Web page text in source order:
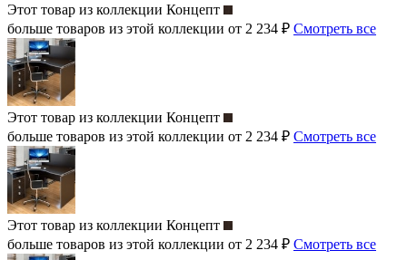
Этот товар из коллекции Концепт
больше товаров из этой коллекции от 2 234 ₽ Смотреть все
Этот товар из коллекции Концепт
больше товаров из этой коллекции от 2 234 ₽ Смотреть все
Этот товар из коллекции Концепт
больше товаров из этой коллекции от 2 234 ₽ Смотреть все